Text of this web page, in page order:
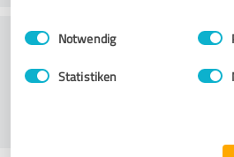
Impressum
Einwilligungsauswahl
Notwendig
Statistiken
Müşteri